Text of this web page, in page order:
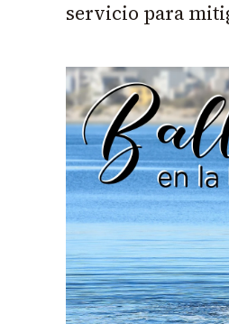
servicio para